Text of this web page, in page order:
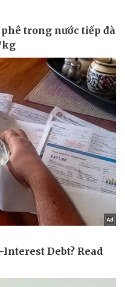
Quân sự - Quốc phòng
Vũ khí
Việt Nam
Phân tích